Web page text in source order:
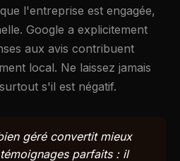
l'entreprise est engagée,
Google a explicitement
aux avis contribuent
local. Ne laissez jamais
s'il est négatif.
géré convertit mieux
parfaits : il